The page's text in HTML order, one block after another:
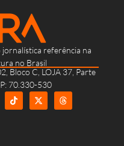
referência na
no Brasil
Bloco C, LOJA 37, Parte
70.330-530